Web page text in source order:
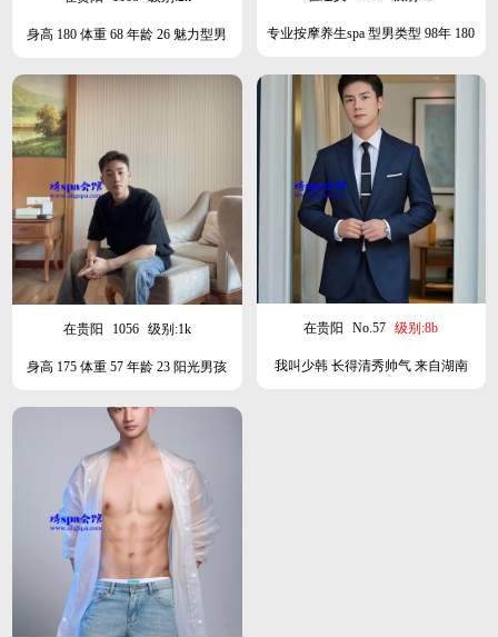
身高 180 体重 68 年龄 26 魅力型男
专业按摩养生spa 型男类型 98年 180
在贵阳 1056 级别:1k
身高 175 体重 57 年龄 23 阳光男孩
在贵阳 No.57 级别:8b
我叫少韩 长得清秀帅气 来自湖南